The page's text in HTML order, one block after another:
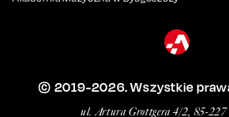
© 2019-2026. Wszystkie
ul. Artura Grottgera 4/2, 85-227